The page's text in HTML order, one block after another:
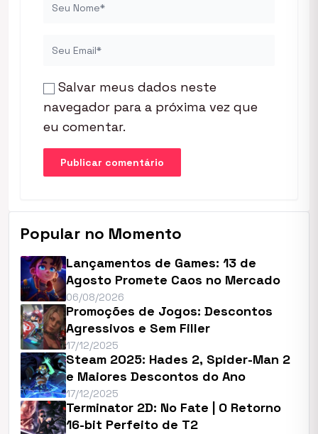
Salvar meus dados neste
navegador para a próxima vez que
eu comentar.
Popular no Momento
Lançamentos de Games: 13 de
Agosto Promete Caos no Mercado
06/08/2026
Promoções de Jogos: Descontos
Agressivos e Sem Filler
17/12/2025
Steam 2025: Hades 2, Spider-Man 2
e Maiores Descontos do Ano
17/12/2025
Terminator 2D: No Fate | O Retorno
16-bit Perfeito de T2